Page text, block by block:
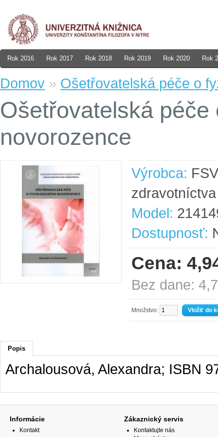
Rok 2016 Rok 2017 Rok 2018 Rok 2019 Rok 2020 Rok
Domov » Ošetřovatelská péče o
Ošetřovatelská
novorozence
Výrobca:
Model:
Dostupnosť:
Cena:
Bez dane:
Množstvo:
Popis
Archalousová, Alexandra; ISBN
Informácie
Kontakt
Zákaznický servis
Kontaktujte nás